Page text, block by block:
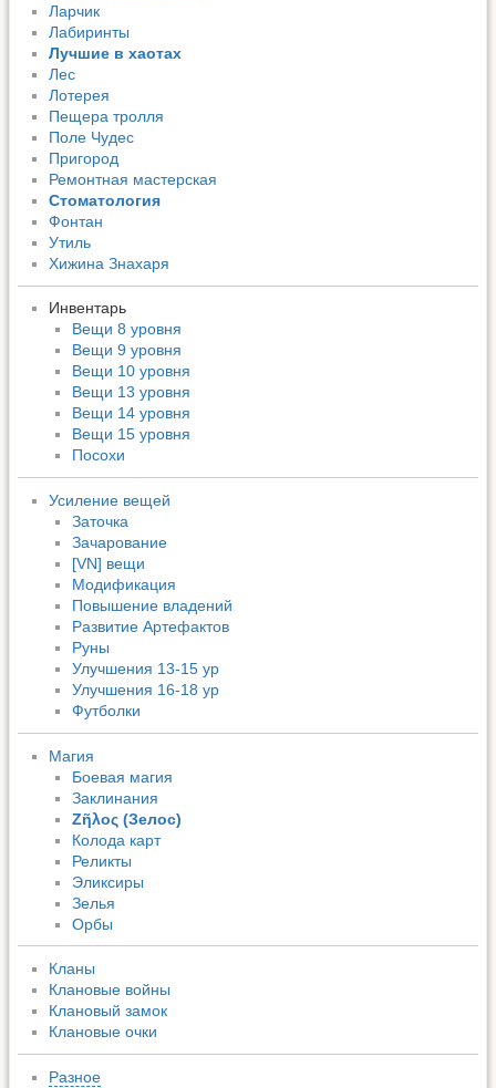
Ларчик
Лабиринты
Лучшие в хаотах
Лес
Лотерея
Пещера тролля
Поле Чудес
Пригород
Ремонтная мастерская
Стоматология
Фонтан
Утиль
Хижина Знахаря
Инвентарь
Вещи 8 уровня
Вещи 9 уровня
Вещи 10 уровня
Вещи 13 уровня
Вещи 14 уровня
Вещи 15 уровня
Посохи
Усиление вещей
Заточка
Зачарование
[VN] вещи
Модификация
Повышение владений
Развитие Артефактов
Руны
Улучшения 13-15 ур
Улучшения 16-18 ур
Футболки
Магия
Боевая магия
Заклинания
Ζῆλος (Зелос)
Колода карт
Реликты
Эликсиры
Зелья
Орбы
Кланы
Клановые войны
Клановый замок
Клановые очки
Разное